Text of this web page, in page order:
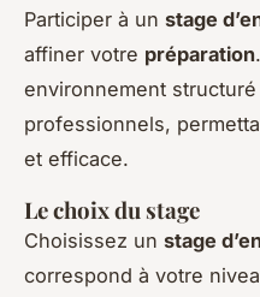
Participer à un stage
affiner votre préparation
environnement
professionnels,
et efficace.
Le choix du stage
Choisissez un stage
correspond à votre